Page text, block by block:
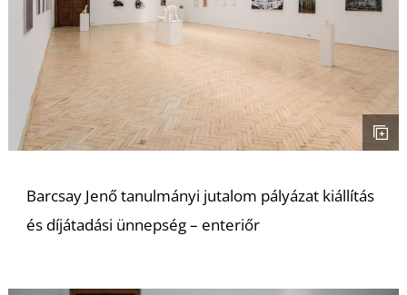
Barcsay Jenő tanulmányi jutalom pályázat kiállítás
és díjátadási ünnepség – enteriőr